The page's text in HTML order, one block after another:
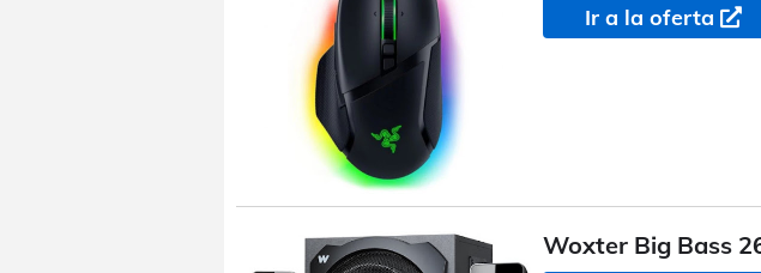
Ir a la oferta
Woxter Big Bass